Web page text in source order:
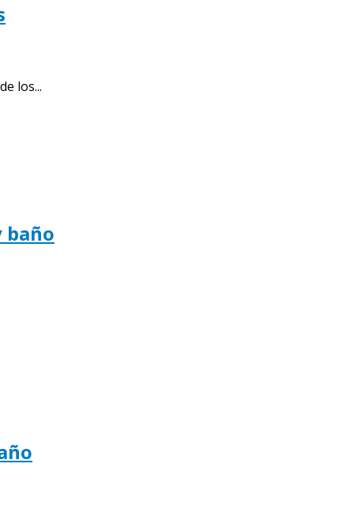
los...
baño